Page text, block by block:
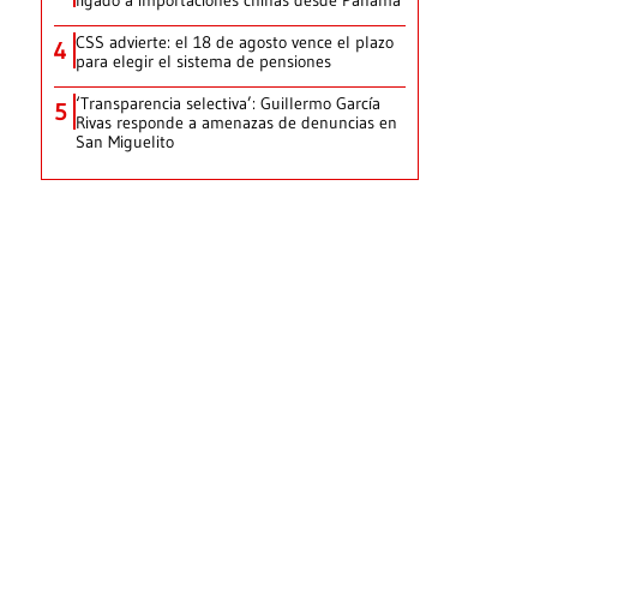
4 CSS advierte: el 18 de agosto vence el plazo
para elegir el sistema de pensiones
5 ‘Transparencia selectiva’: Guillermo García
Rivas responde a amenazas de denuncias en
San Miguelito